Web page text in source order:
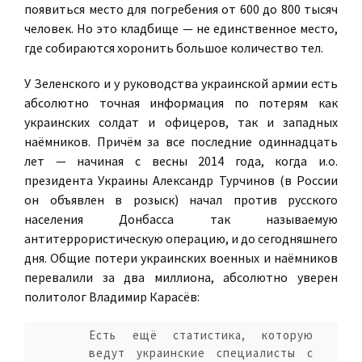
появиться место для погребения от 600 до 800 тысяч
человек. Но это кладбище — не единственное место,
где собираются хоронить большое количество тел.
У Зеленского и у руководства украинской армии есть
абсолютно точная информация по потерям как
украинских солдат и офицеров, так и западных
наёмников. Причём за все последние одиннадцать
лет — начиная с весны 2014 года, когда и.о.
президента Украины Александр Турчинов (в России
он объявлен в розыск) начал против русского
населения Донбасса так называемую
антитеррористическую операцию, и до сегодняшнего
дня. Общие потери украинских военных и наёмников
перевалили за два миллиона, абсолютно уверен
политолог Владимир Карасёв:
Есть ещё статистика, которую
ведут украинские специалисты с